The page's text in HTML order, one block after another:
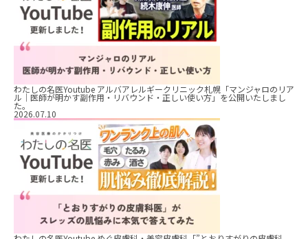
わたしの名医Youtube アルバアレルギークリニック札幌「マンジャロのリア
ル｜医師が明かす副作用・リバウンド・正しい使い方」を公開いたしまし
た。
2026.07.10